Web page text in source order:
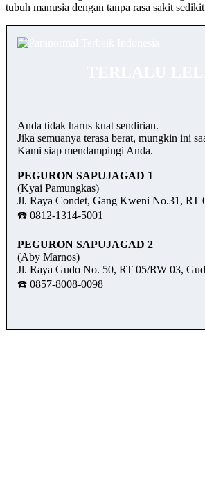
tubuh manusia dengan tanpa rasa sakit
Anda tidak harus kuat sendirian.
Jika semuanya terasa berat, mungkin ini
Kami siap mendampingi Anda.
PEGURON SAPUJAGAD 1
(Kyai Pamungkas)
Jl. Raya Condet, Gang Kweni No.31, RT
☎️ 0812-1314-5001
PEGURON SAPUJAGAD 2
(Aby Marnos)
Jl. Raya Gudo No. 50, RT 05/RW 03,
☎️ 0857-8008-0098